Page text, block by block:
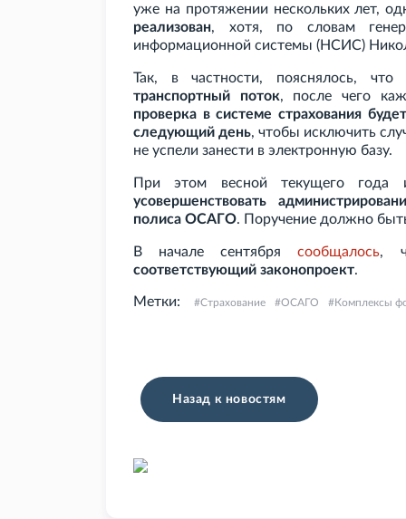
уже на протяжении нескольких лет,
реализован, хотя, по словам
информационной системы (НСИС)
Так, в частности, пояснялось, что
транспортный поток, после чего
проверка в системе страхования
следующий день, чтобы исключить
не успели занести в электронную базу.
При этом весной текущего
усовершенствовать
полиса ОСАГО. Поручение должно
В начале сентябрясообщалось,
соответствующий законопроект.
Метки: Страхование ОСАГО Комплексы
Назад к новостям